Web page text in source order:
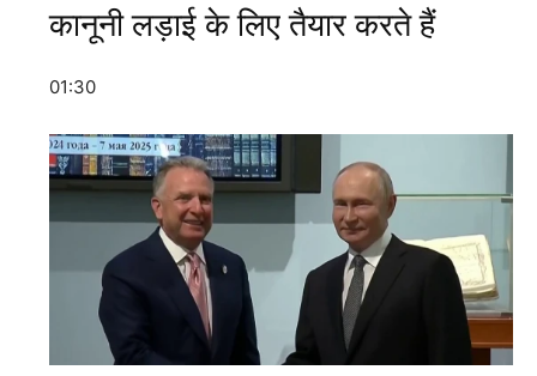
कानूनी लड़ाई के लिए तैयार करते हैं
01:30